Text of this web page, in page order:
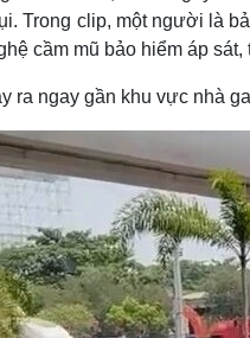
- món ngon
giảm cân
online
khỏe
Nhà đẹp
Blog
Tình yêu -
Trong clip, một người là
cầm mũ bảo hiểm áp sát,
ra ngay gần khu vực nhà